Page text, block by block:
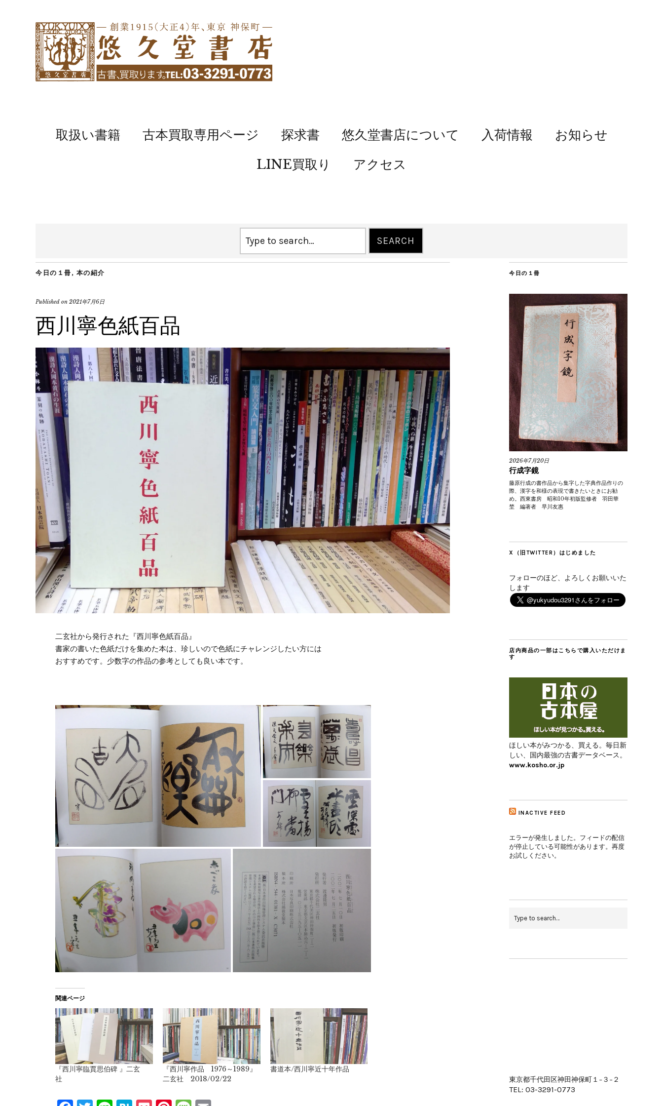
取扱い書籍 古本買取専用ページ 探求書 悠久堂書店について 入荷情報
お知らせ
LINE買取り
アクセス
今日の１冊 , 本の紹介
Published on 2021年7月6日
西川寧色紙百品
二玄社から発行された『西川寧色紙百品』
書家の書いた色紙だけを集めた本は、珍しいので色紙にチャレンジしたい方には
おすすめです。少数字の作品の参考としても良い本です。
関連ページ
『西川寧臨賈思伯碑 』二玄
社
『西川寧作品 1976～1989』
二玄社 2018/02/22
書道本/西川寧近十年作品
今日の１冊
2026年7月20日
行成字鏡
藤原行成の書作品から集字した字典作品作りの
際、漢字を和様の表現で書きたいときにお勧
め。西東書房 昭和10年初版監修者 羽田華
埜 編著者 早川友惠
X（旧TWITTER）はじめました
フォローのほど、よろしくお願いいた
します
店内商品の一部はこちらで購入いただけま
す
ほしい本がみつかる、買える。毎日新
しい、国内最強の古書データベース。
www.kosho.or.jp
INACTIVE FEED
エラーが発生しました。フィードの配信
が停止している可能性があります。再度
お試しください。
東京都千代田区神田神保町１−３−２
TEL: 03-3291-0773